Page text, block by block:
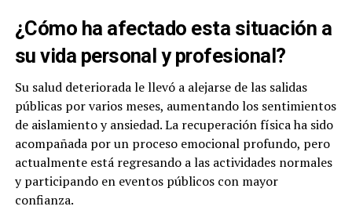
¿Cómo ha afectado esta situación a
su vida personal y profesional?
Su salud deteriorada le llevó a alejarse de las salidas
públicas por varios meses, aumentando los sentimientos
de aislamiento y ansiedad. La recuperación física ha sido
acompañada por un proceso emocional profundo, pero
actualmente está regresando a las actividades normales
y participando en eventos públicos con mayor
confianza.